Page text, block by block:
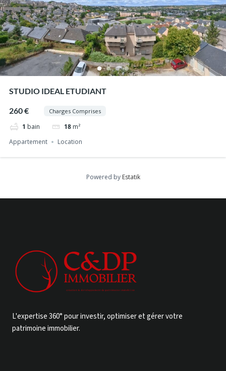
STUDIO IDEAL ETUDIANT
260 € Charges Comprises
1 bain 18 m²
Appartement
Location
Powered by Estatik
L'expertise 360° pour investir, optimiser et gérer votre
patrimoine immobilier.